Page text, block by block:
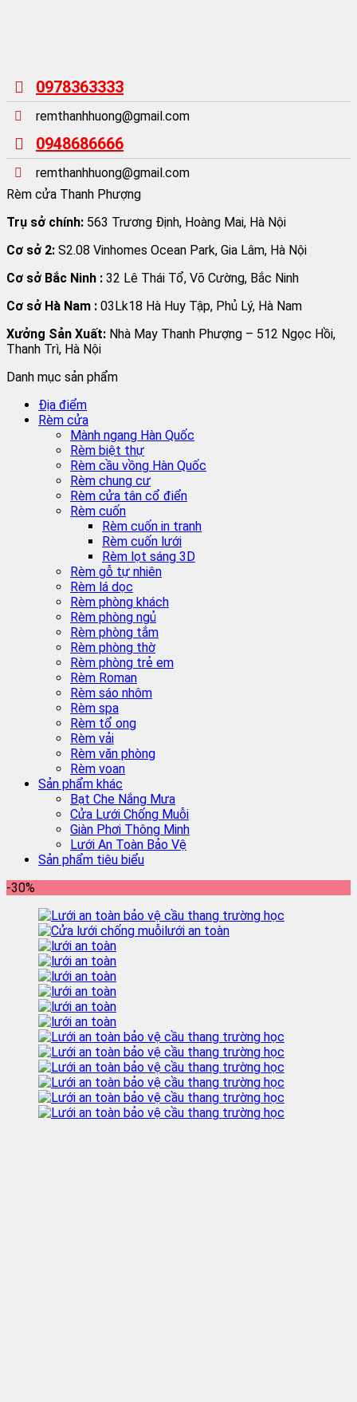
0978363333
remthanhhuong@gmail.com
0948686666
remthanhhuong@gmail.com
Rèm cửa Thanh Phượng
Trụ sở chính: 563 Trương Định, Hoàng Mai, Hà Nội
Cơ sở 2: S2.08 Vinhomes Ocean Park, Gia Lâm, Hà Nội
Cơ sở Bắc Ninh : 32 Lê Thái Tổ, Võ Cường, Bắc Ninh
Cơ sở Hà Nam : 03Lk18 Hà Huy Tập, Phủ Lý, Hà Nam
Xưởng Sản Xuất: Nhà May Thanh Phượng – 512 Ngọc Hồi,
Thanh Trì, Hà Nội
Danh mục sản phẩm
Địa điểm
Rèm cửa
Mành ngang Hàn Quốc
Rèm biệt thự
Rèm cầu vồng Hàn Quốc
Rèm chung cư
Rèm cửa tân cổ điển
Rèm cuốn
Rèm cuốn in tranh
Rèm cuốn lưới
Rèm lọt sáng 3D
Rèm gỗ tự nhiên
Rèm lá dọc
Rèm phòng khách
Rèm phòng ngủ
Rèm phòng tắm
Rèm phòng thờ
Rèm phòng trẻ em
Rèm Roman
Rèm sáo nhôm
Rèm spa
Rèm tổ ong
Rèm vải
Rèm văn phòng
Rèm voan
Sản phẩm khác
Bạt Che Nắng Mưa
Cửa Lưới Chống Muỗi
Giàn Phơi Thông Minh
Lưới An Toàn Bảo Vệ
Sản phẩm tiêu biểu
-30%